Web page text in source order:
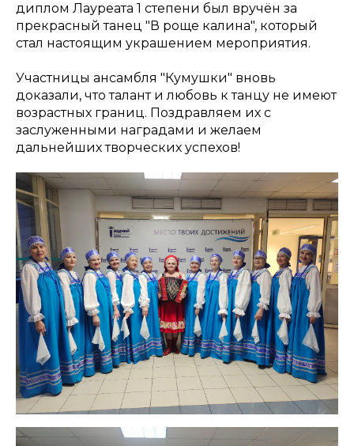
диплом Лауреата 1 степени был вручён за
прекрасный танец "В роще калина", который
стал настоящим украшением мероприятия.
Участницы ансамбля "Кумушки" вновь
доказали, что талант и любовь к танцу не имеют
возрастных границ. Поздравляем их с
заслуженными наградами и желаем
дальнейших творческих успехов!